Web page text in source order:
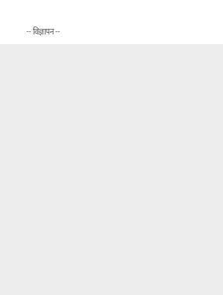
-- विज्ञापन --